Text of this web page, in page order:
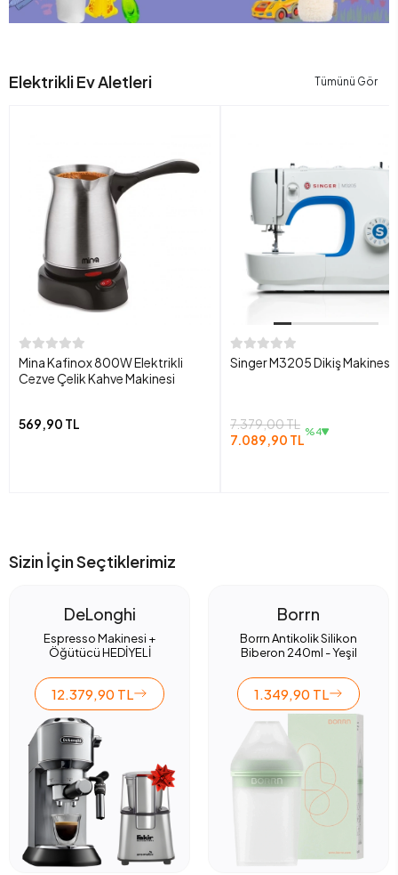
Elektrikli Ev Aletleri Tümünü Gör
Mina Kafinox 800W Elektrikli
Cezve Çelik Kahve Makinesi
569,90 TL
Singer M3205 Dikiş Makinesi
7.379,00 TL
7.089,90 TL %4
Sizin İçin Seçtiklerimiz
DeLonghi
Espresso Makinesi +
Öğütücü HEDİYELİ
12.379,90 TL
Borrn
Borrn Antikolik Silikon
Biberon 240ml - Yeşil
1.349,90 TL